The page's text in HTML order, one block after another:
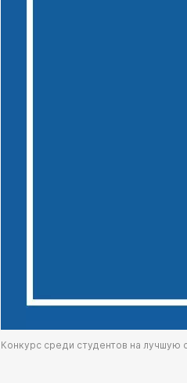
Конкурс среди студентов на лучшую